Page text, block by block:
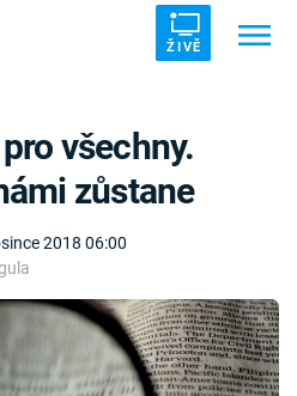
ŽIVĚ
2018 06:00
všechny.
zůstane